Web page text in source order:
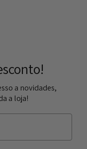
a novidades,
a loja!